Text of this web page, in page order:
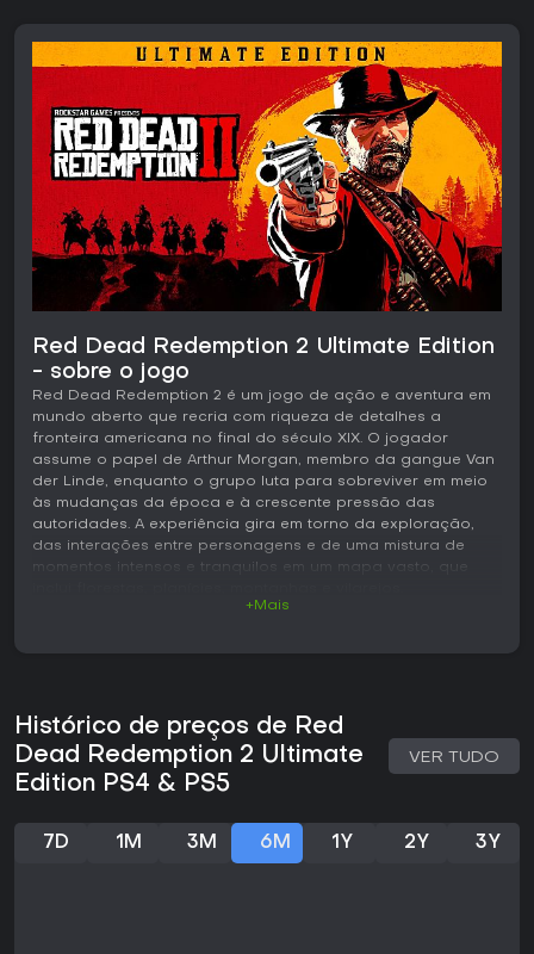
Red Dead Redemption 2 Ultimate Edition
- sobre o jogo
Red Dead Redemption 2 é um jogo de ação e aventura em
mundo aberto que recria com riqueza de detalhes a
fronteira americana no final do século XIX. O jogador
assume o papel de Arthur Morgan, membro da gangue Van
der Linde, enquanto o grupo luta para sobreviver em meio
às mudanças da época e à crescente pressão das
autoridades. A experiência gira em torno da exploração,
das interações entre personagens e de uma mistura de
momentos intensos e tranquilos em um mapa vasto, que
são intencionais, com animações realistas para montar,
mirar e atravessar diferentes terrenos. O combate exige uso
de cobertura, mira em câmera lenta para tiros precisos e
controle de recursos como munição e itens de cura. Fora
carne, pescar nos rios ou interagir com o ambiente por
+Mais
Histórico de preços de Red
Dead Redemption 2 Ultimate
Edition PS4 & PS5
VER TUDO
7D 1M 3M 6M 1Y 2Y 3Y